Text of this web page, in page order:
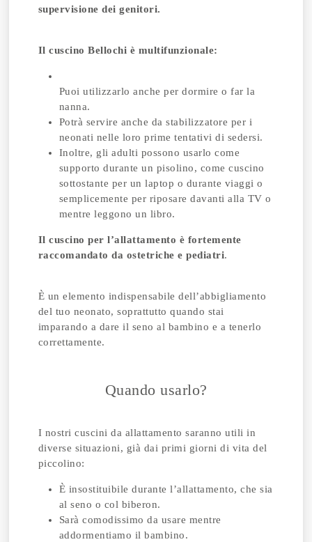
supervisione dei genitori.
Il cuscino Bellochi è multifunzionale:
Puoi utilizzarlo anche per dormire o far la
nanna.
Potrà servire anche da stabilizzatore per i
neonati nelle loro prime tentativi di sedersi.
Inoltre, gli adulti possono usarlo come
supporto durante un pisolino, come cuscino
sottostante per un laptop o durante viaggi o
semplicemente per riposare davanti alla TV o
mentre leggono un libro.
Il cuscino per l’allattamento è fortemente
raccomandato da ostetriche e pediatri.
È un elemento indispensabile dell’abbigliamento
del tuo neonato, soprattutto quando stai
imparando a dare il seno al bambino e a tenerlo
correttamente.
Quando usarlo?
I nostri cuscini da allattamento saranno utili in
diverse situazioni, già dai primi giorni di vita del
piccolino:
È insostituibile durante l’allattamento, che sia
al seno o col biberon.
Sarà comodissimo da usare mentre
addormentiamo il bambino.